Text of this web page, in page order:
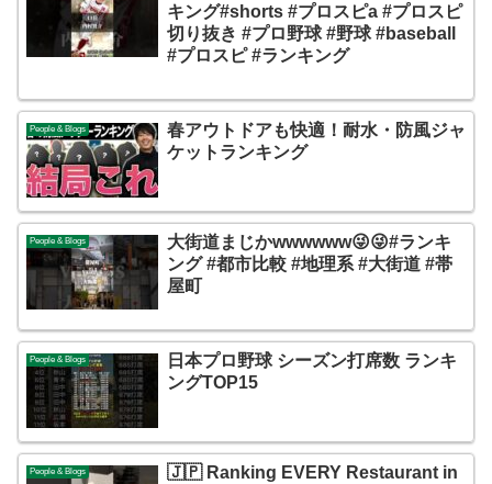
キング#shorts #プロスピa #プロスピ
切り抜き #プロ野球 #野球 #baseball
#プロスピ #ランキング
People & Blogs
春アウトドアも快適！耐水・防風ジャ
ケットランキング
People & Blogs
大街道まじかwwwwww😜😜#ランキ
ング #都市比較 #地理系 #大街道 #帯
屋町
People & Blogs
日本プロ野球 シーズン打席数 ランキ
ングTOP15
People & Blogs
🇯🇵 Ranking EVERY Restaurant in